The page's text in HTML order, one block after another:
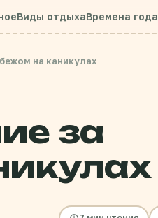
Виды отдыхаВремена года
на каникулах
за